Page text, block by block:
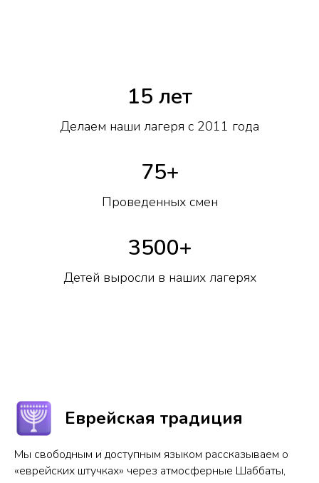
15 лет
Делаем наши лагеря с 2011 года
75+
Проведенных смен
3500+
Детей выросли в наших лагерях
Еврейская традиция
Мы свободным и доступным языком рассказываем о
«еврейских штучках» через атмосферные Шаббаты,